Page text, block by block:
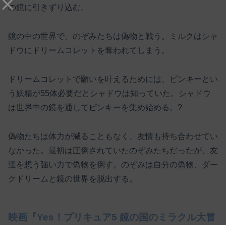
の鏡に引きずり込む。
鏡の中の世界で、のぞみたちは偽物と戦う。ミルクはシャ
ドウにドリームコレットを奪われてしまう。
ドリームコレットで願いを叶えるためには、ピンキーとい
う妖精が55体必要だとシャドウは知っていた。シャドウ
は世界中の鏡を通してピンキーを集め始める。?
偽物たちは体力が減ることもなく、友情も持ち合わせてい
なかった。最初は圧倒されていたのぞみたちだったが、友
達を想う強い力で偽物を倒す。のぞみは自分の偽物、ダー
クドリームと鏡の世界を脱出する。
映画『Yes！プリキュア5 鏡の国のミラクル大冒